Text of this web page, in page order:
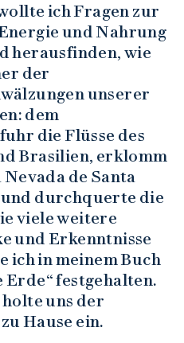
ich Fragen zur
und Nahrung
herausfinden, wie
der
unserer
dem
die Flüsse des
Brasilien, erklomm
de Santa
durchquerte die
viele weitere
und Erkenntnisse
ich in meinem Buch
Erde“ festgehalten.
holte uns der
Hause ein.